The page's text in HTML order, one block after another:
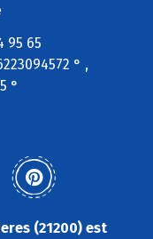
95 65
° ,
°
(21200) est